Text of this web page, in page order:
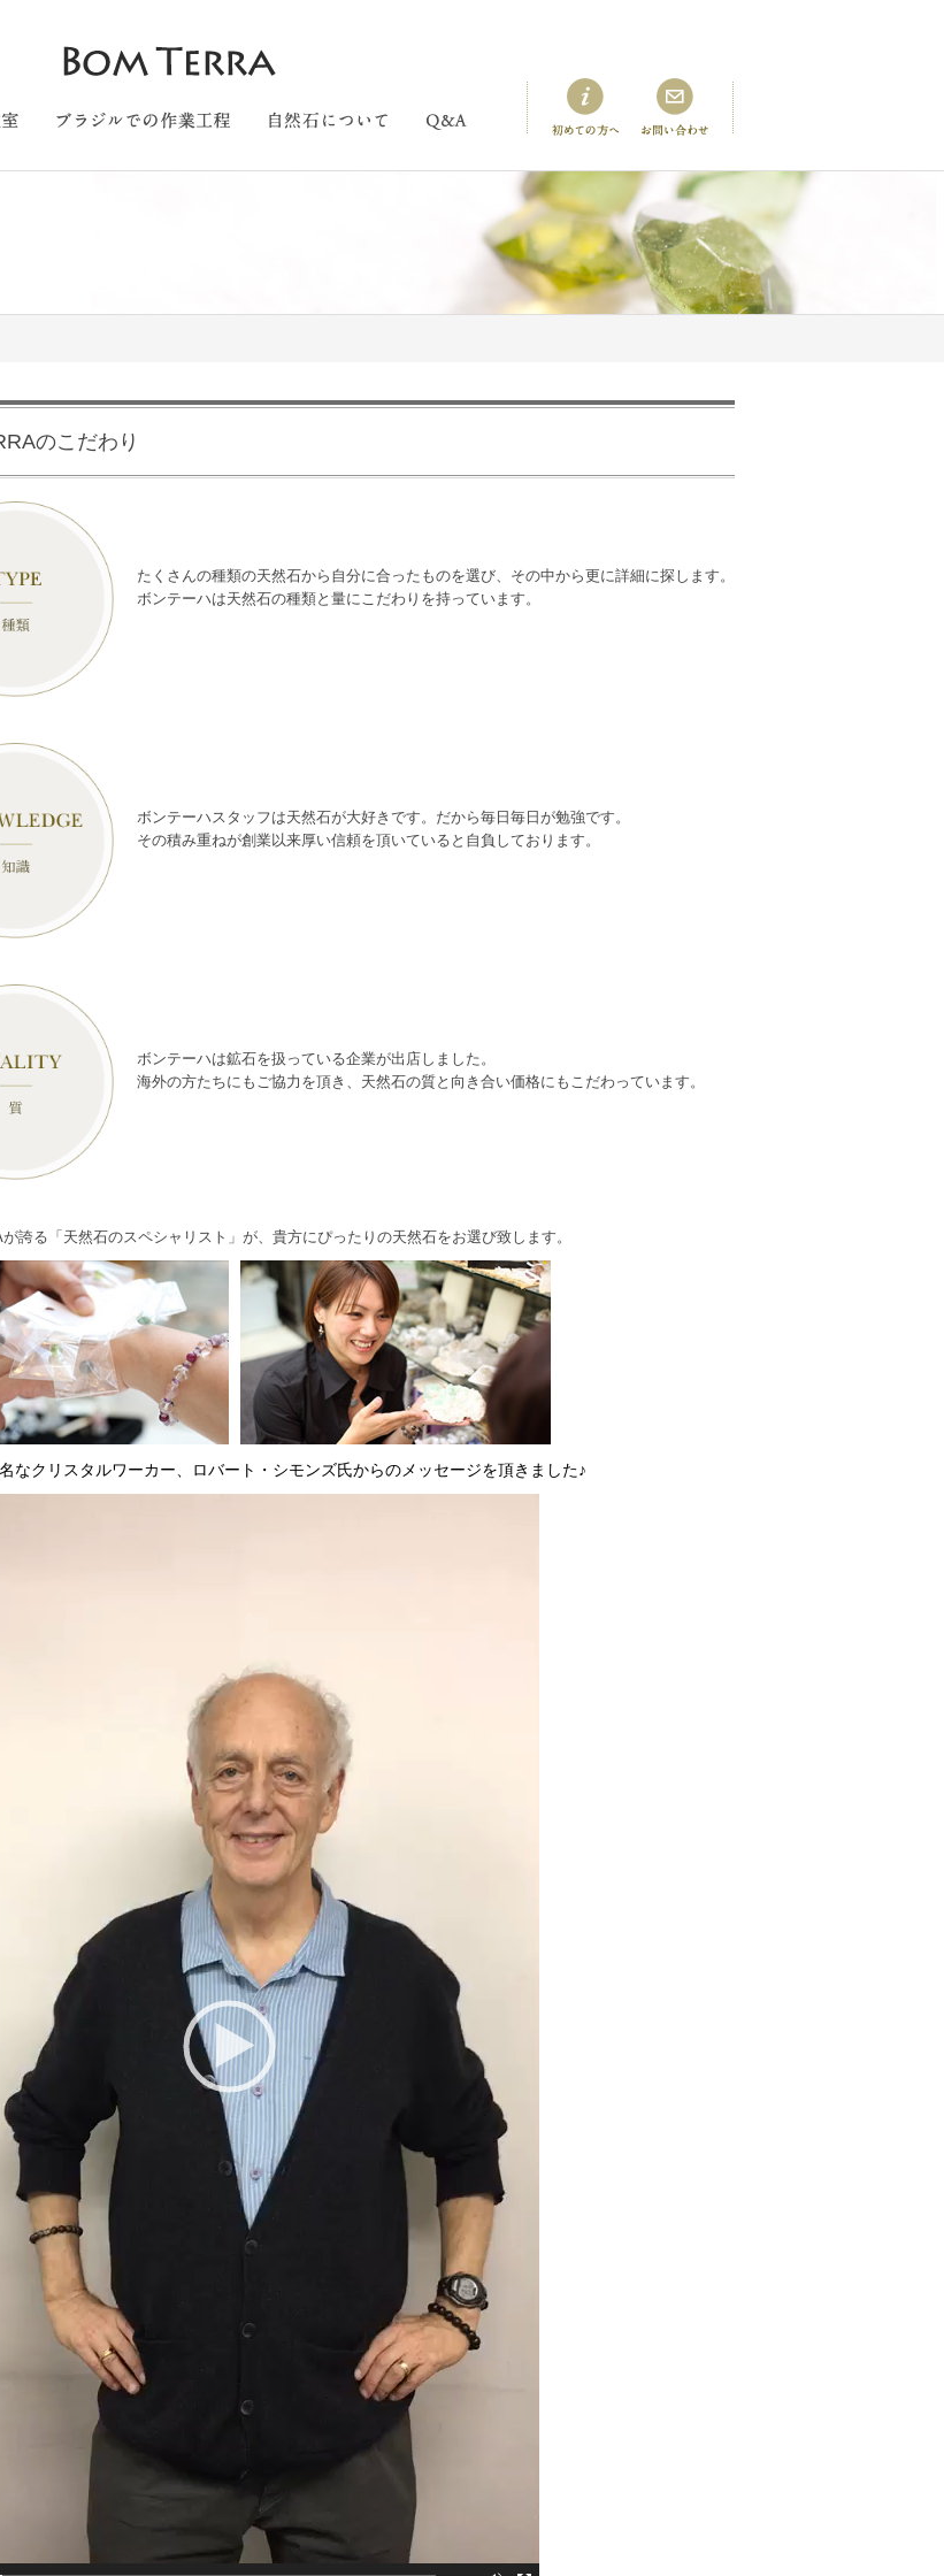
のこだわり
たくさんの種類の天然石から自分に合ったものを選び、その中から更に詳細に探します。
ボンテーハは天然石の種類と量にこだわりを持っています。
ボンテーハスタッフは天然石が大好きです。だから毎日毎日が勉強です。
その積み重ねが創業以来厚い信頼を頂いていると自負しております。
ボンテーハは鉱石を扱っている企業が出店しました。
海外の方たちにもご協力を頂き、天然石の質と向き合い価格にもこだわっています。
誇る「天然石のスペシャリスト」が、貴方にぴったりの天然石をお選び致します。
なクリスタルワーカー、ロバート・シモンズ氏からのメッセージを頂きました♪